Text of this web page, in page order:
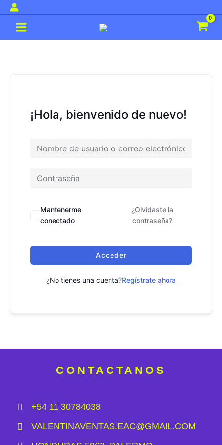
al
contenido
Main
¡Hola, bienvenido de nuevo!
Mantenerme
conectado
¿Olvidaste la
contraseña?
Acceder
¿No tienes una cuenta?Regístrate ahora
CONTACTANOS
+54 11 30784038
VALENTINAVENTAS.EAC@GMAIL.COM